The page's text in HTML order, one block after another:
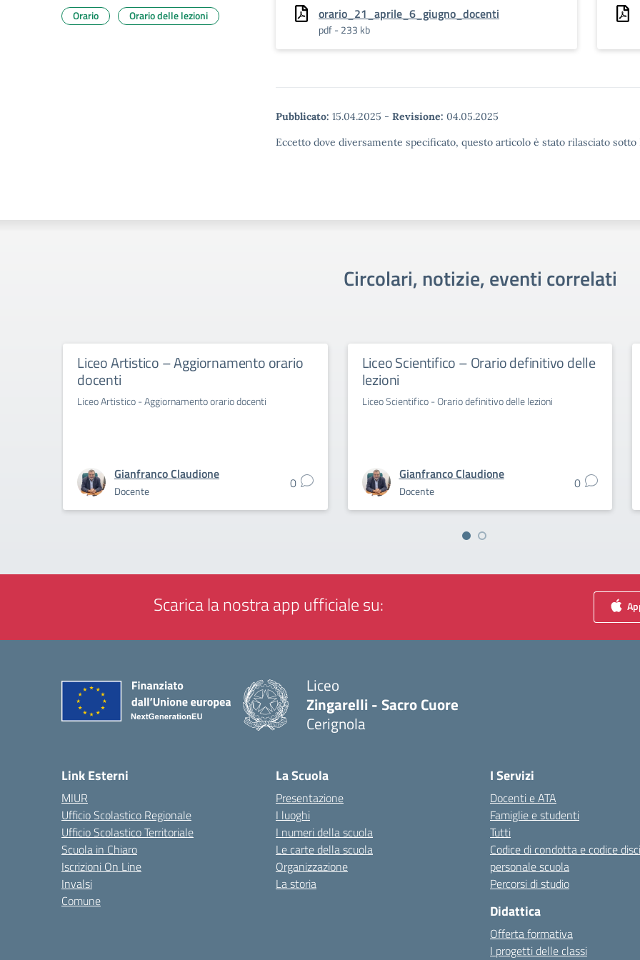
orario_21_aprile_6_giugno_docenti
pdf - 233 kb
Pubblicato: 15.04.2025 - Revisione: 04.05.2025
Eccetto dove diversamente specificato, questo articolo è stato rilasciato
Orario Orario delle lezioni
Circolari, notizie, eventi correlati
Liceo Artistico – Aggiornamento orario
docenti
Liceo Artistico - Aggiornamento orario docenti
Gianfranco Claudione
Docente 0
Liceo Scientifico – Orario definitivo delle
lezioni
Liceo Scientifico - Orario definitivo delle lezioni
Gianfranco Claudione
Docente 0
Scarica la nostra app ufficiale su:
Liceo
Zingarelli - Sacro Cuore
Cerignola
Link Esterni
MIUR
Ufficio Scolastico Regionale
Ufficio Scolastico Territoriale
Scuola in Chiaro
Iscrizioni On Line
Invalsi
Comune
La Scuola
Presentazione
I luoghi
I numeri della scuola
Le carte della scuola
Organizzazione
La storia
I Servizi
Docenti e ATA
Famiglie e studenti
Tutti
Codice di condotta e codice
personale scuola
Percorsi di studio
Didattica
Offerta formativa
I progetti delle classi